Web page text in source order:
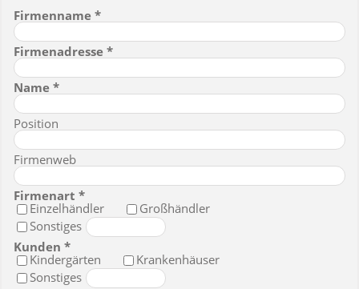
Firmenname
Firmenadresse
Name
Position
Firmenweb
Firmenart
Einzelhändler
Großhändler
Sonstiges
Kunden
Kindergärten
Krankenhäuser
Sonstiges